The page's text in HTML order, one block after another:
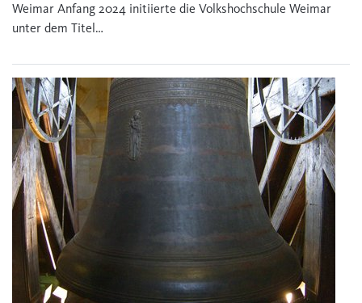
Weimar Anfang 2024 initiierte die Volkshochschule Weimar
unter dem Titel…